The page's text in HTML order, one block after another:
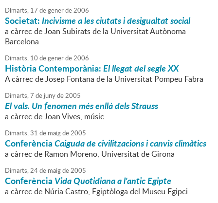
Dimarts, 17 degenerde2006
Societat:Incivisme a les ciutats i desigualtat social
a càrrec de Joan Subirats de la Universitat Autònoma
Barcelona
Dimarts, 10 degenerde2006
Història Contemporània:El llegat del segle XX
A càrrec de Josep Fontana de la Universitat Pompeu Fabra
Dimarts,7 de junyde2005
El vals. Un fenomen més enllà dels Strauss
a càrrec de Joan Vives, músic
Dimarts,31 de maigde2005
ConferènciaCaiguda de civilitzacions i canvis climàtics
a càrrec de Ramon Moreno, Universitat de Girona
Dimarts,24de maigde2005
ConferènciaVida Quotidiana a l'antic Egipte
a càrrec de Núria Castro, Egiptòloga del Museu Egipci